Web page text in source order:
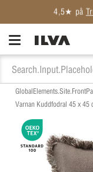
Varnan Kuddfodral 45 x 45